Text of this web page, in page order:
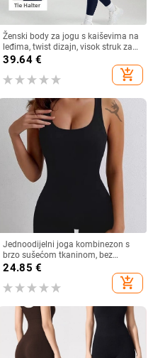
Ženski body za jogu s kaiševima na
leđima, twist dizajn, visok struk za
podizanje, 92% najlon/8% spandex,
39.64€
add_shopping_cart
Jednoodijelni joga kombinezon s
brzo sušećom tkaninom, bez
umetaka za dojke
24.85 €
add_shopping_cart